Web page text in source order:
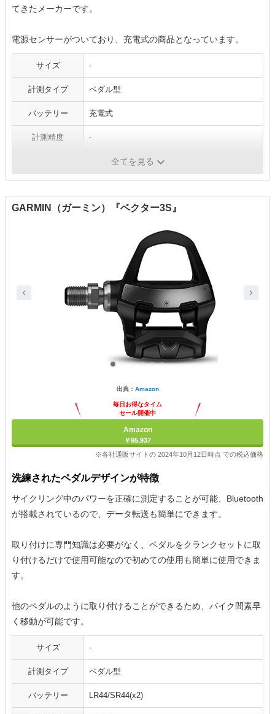
てきたメーカーです。
電源センサーがついており、充電式の商品となっています。
サイズ -
計測タイプ ペダル型
バッテリー 充電式
計測精度 -
全てを見る
GARMIN（ガーミン）『ベクター3S』
出典： Amazon
毎日お得なタイム
セール開催中
Amazon
￥95,937
※各社通販サイトの 2024年10月12日時点 での税込価格
洗練されたペダルデザインが特徴
サイクリング中のパワーを正確に測定することが可能、Bluetooth
が搭載されているので、データ転送も簡単にできます。
取り付けに専門知識は必要がなく、ペダルをクランクセットに取
り付けるだけで使用可能なので初めての使用も簡単に使用できま
す。
他のペダルのように取り付けることができるため、バイク間素早
く移動が可能です。
サイズ -
計測タイプ ペダル型
バッテリー LR44/SR44(x2)